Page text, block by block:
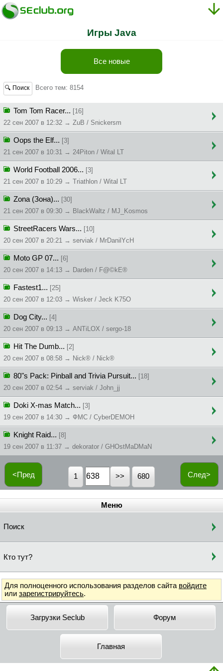
Игры Java
Все новые
🔍 Поиск Всего тем: 8154
Tom Tom Racer... [16]
22 сен 2007 в 12:32 → ZuB / Snickersm
Oops the Elf... [3]
21 сен 2007 в 10:31 → 24Piton / Wital LT
World Football 2006... [3]
21 сен 2007 в 10:29 → Triathlon / Wital LT
Zona (Зона)... [30]
21 сен 2007 в 09:30 → BlackWaltz / MJ_Kosmos
StreetRacers Wars... [10]
20 сен 2007 в 20:21 → serviak / MrDanilYcH
Moto GP 07... [6]
20 сен 2007 в 14:13 → Darden / F@©kE®
Fastest1... [25]
20 сен 2007 в 12:03 → Wisker / Jeck K75O
Dog City... [4]
20 сен 2007 в 09:13 → ANTiLOX / sergo-18
Hit The Dumb... [2]
20 сен 2007 в 08:58 → Nick® / Nick®
80"s Pack: Pinball and Trivia Pursuit... [18]
20 сен 2007 в 02:54 → serviak / John_jj
Doki X-mas Match... [3]
19 сен 2007 в 14:30 → ФMC / CyberDEMOH
Knight Raid... [8]
19 сен 2007 в 11:37 → dekorator / GHOstMaDMaN
<Пред След>
1 680
Меню
Поиск
Кто тут?
Для полноценного использования разделов сайта войдите
или зарегистрируйтесь.
Загрузки Seclub Форум
Главная